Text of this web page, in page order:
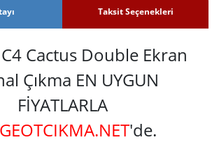
Taksit Seçenekleri
Cactus Double Ekran
Çıkma EN UYGUN
FİYATLARLA
'de.